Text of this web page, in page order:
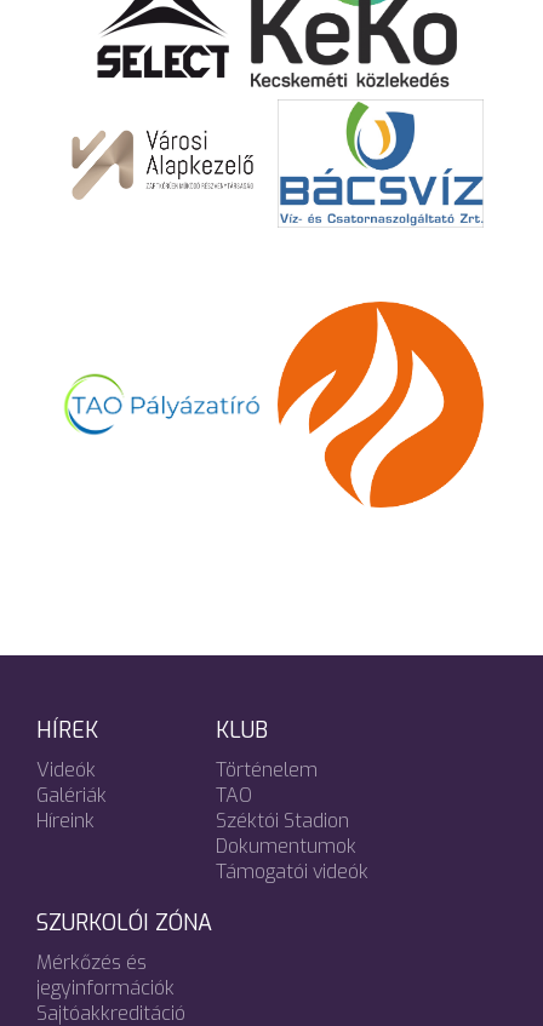
HÍREK
Videók
Galériák
Híreink
KLUB
Történelem
TAO
Széktói Stadion
Dokumentumok
Támogatói videók
SZURKOLÓI ZÓNA
Mérkőzés és
jegyinformációk
Sajtóakkreditáció